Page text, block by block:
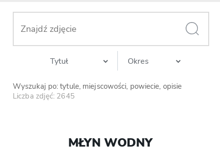
Wyszukaj po: tytule, miejscowości, powiecie, opisie
Liczba zdjęć: 2645
MŁYN WODNY